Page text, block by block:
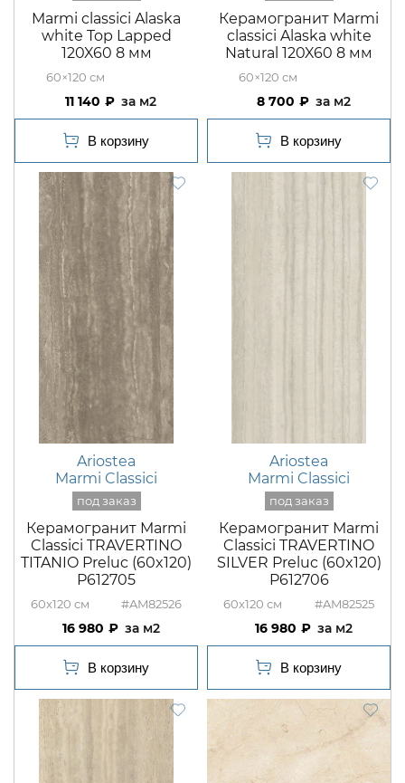
Marmi classici Alaska
white Top Lapped
120X60 8 мм
60×120
11 140 м2
Керамогранит Marmi
classici Alaska white
Natural 120X60 8 мм
60×120
8 700 м2
Ariostea
Marmi Classici
Керамогранит Marmi
Classici TRAVERTINO
TITANIO Preluc (60x120)
P612705
60x120 #AM82526
16 980 м2
Ariostea
Marmi Classici
Керамогранит Marmi
Classici TRAVERTINO
SILVER Preluc (60x120)
P612706
60x120 #AM82525
16 980 м2